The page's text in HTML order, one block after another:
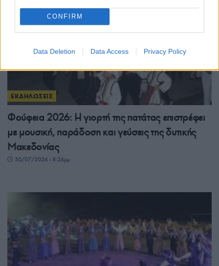
CONFIRM
Data Deletion Data Access Privacy Policy
ΕΚΔΗΛΩΣΕΙΣ
Φούφεια 2026: Η γιορτή της πατάτας επιστρέφει
με μουσική, παράδοση και γεύσεις της δυτικής
Μακεδονίας
30/07/2026 - 8:26μμ